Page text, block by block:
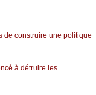
de construire une politique
à détruire les